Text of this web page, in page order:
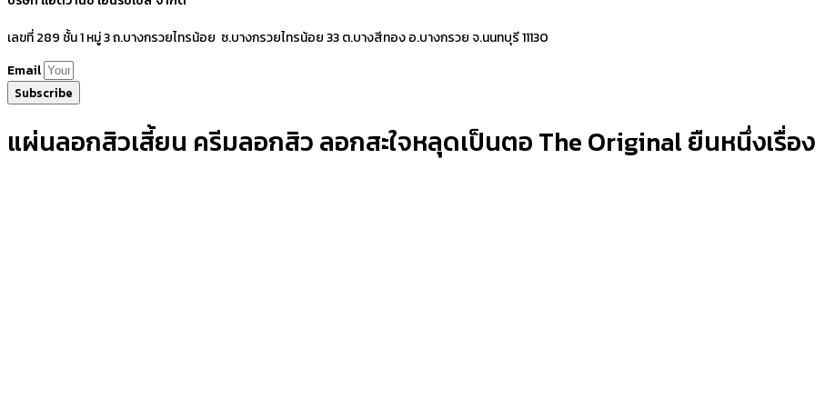
เลขที่ 289 ชั้น 1 หมู่ 3 ถ.บางกรวยไทรน้อย ซ.บางกรวยไทรน้อย 33 ต.บางสีทอง อ.บางกรวย จ.นนทบุรี 11130
Email
Subscribe
แผ่นลอกสิวเสี้ยน ครีมลอกสิว ลอกสะใจหลุดเป็นตอ The Original ยืนหนึ่งเรื่อ